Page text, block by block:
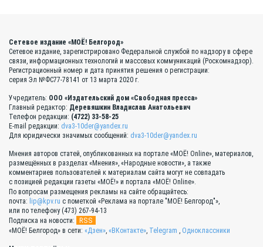
Сетевое издание «МОЁ! Белгород»
Сетевое издание, зарегистрировано Федеральной службой по надзору в сфере
связи, информационных технологий и массовых коммуникаций (Роскомнадзор).
Регистрационный номер и дата принятия решения о регистрации:
серия Эл №ФС77-78141 от 13 марта 2020 г.
Учредитель: ООО «Издательский дом «Свободная пресса»
Главный редактор: Деревяшкин Владислав Анатольевич
Телефон редакции: (4722) 33-58-25
E-mail редакции: dva3-10der@yandex.ru
Для юридически значимых сообщений: dva3-10der@yandex.ru
Мнения авторов статей, опубликованных на портале «МОЁ! Online», материалов,
размещённых в разделах «Мнения», «Народные новости», а также
комментариев пользователей к материалам сайта могут не совпадать
с позицией редакции газеты «МОЁ!» и портала «МОЁ! Online».
По вопросам размещения рекламы на сайте обращайтесь:
почта: lip@kpv.ru с пометкой «Реклама на портале "МОЁ! Белгород"»,
или по телефону (473) 267-94-13
Подписка на новости:
RSS
«МОЁ! Белгород» в сети: «Дзен», «ВКонтакте», Telegram , Одноклассники